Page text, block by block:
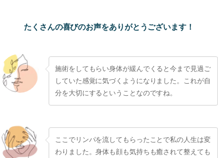
たくさんの喜びのお声をありがとうございます！
施術をしてもらい身体が緩んでくると今まで見過ご
していた感覚に気づくようになりました。これが自
分を大切にするということなのですね。
ここでリンパを流してもらったことで私の人生は変
わりました。身体も顔も気持ちも癒されて整えても